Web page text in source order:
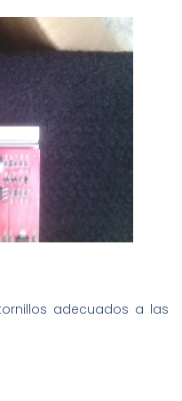
adecuados a las